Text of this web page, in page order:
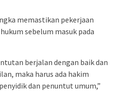
memastikan pekerjaan
sebelum masuk pada
berjalan dengan baik dan
maka harus ada hakim
dan penuntut umum,”